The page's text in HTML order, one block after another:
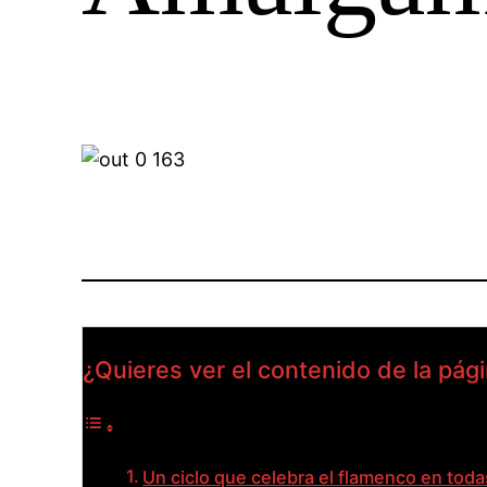
¿Quieres ver el contenido de la
Un ciclo que celebra el flamenco en